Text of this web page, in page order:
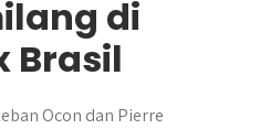
di
Brasil
Ocon dan Pierre